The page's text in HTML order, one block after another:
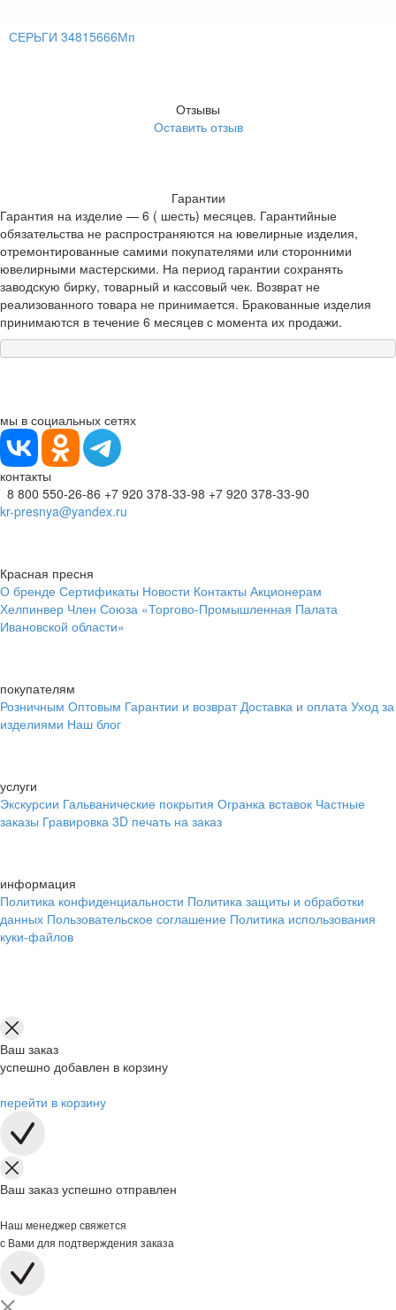
СЕРЬГИ 34815666Мп
Отзывы
Оставить отзыв
Гарантии
Гарантия на изделие — 6 ( шесть) месяцев. Гарантийные
обязательства не распространяются на ювелирные изделия,
отремонтированные самими покупателями или сторонними
ювелирными мастерскими. На период гарантии сохранять
заводскую бирку, товарный и кассовый чек. Возврат не
реализованного товара не принимается. Бракованные изделия
принимаются в течение 6 месяцев с момента их продажи.
мы в социальных сетях
контакты
8 800 550-26-86 +7 920 378-33-98 +7 920 378-33-90
kr-presnya@yandex.ru
Красная пресня
О бренде Сертификаты Новости Контакты Акционерам
Хелпинвер Член Союза «Торгово-Промышленная Палата
Ивановской области»
покупателям
Розничным Оптовым Гарантии и возврат Доставка и оплата Уход за
изделиями Наш блог
услуги
Экскурсии Гальванические покрытия Огранка вставок Частные
заказы Гравировка 3D печать на заказ
информация
Политика конфиденциальности Политика защиты и обработки
данных Пользовательское соглашение Политика использования
куки-файлов
Ваш заказ
успешно добавлен в корзину
перейти в корзину
Ваш заказ успешно отправлен
Наш менеджер свяжется
с Вами для подтверждения заказа